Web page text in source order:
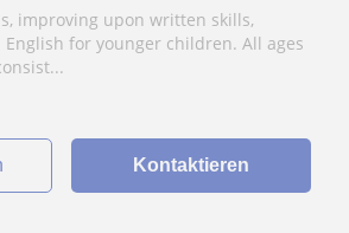
improving upon written skills,
for younger children. All ages
Kontaktieren